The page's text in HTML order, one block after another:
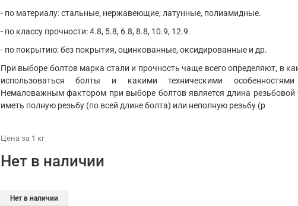
- по материалу: стальные, нержавеющие, латунные, полиамидные.
- по классу прочности: 4.8, 5.8, 6.8, 8.8, 10.9, 12.9.
- по покрытию: без покрытия, оцинкованные, оксидированные и др.
При выборе болтов марка стали и прочность чаще всего определяют, в
использоваться болты и какими техническими
Немаловажным фактором при выборе болтов является длина резьбовой
иметь полную резьбу (по всей длине болта) или неполную резьбу (р
Цена за 1 кг
Нет в наличии
Нет в наличии